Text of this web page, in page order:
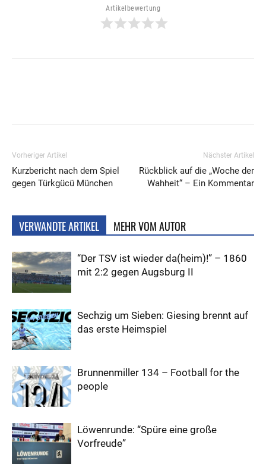
Artikelbewertung
Vorheriger Artikel
Kurzbericht nach dem Spiel
gegen Türkgücü München
Nächster Artikel
Rückblick auf die „Woche der
Wahheit“ – Ein Kommentar
VERWANDTE ARTIKEL MEHR VOM AUTOR
“Der TSV ist wieder da(heim)!” – 1860
mit 2:2 gegen Augsburg II
Sechzig um Sieben: Giesing brennt auf
das erste Heimspiel
Brunnenmiller 134 – Football for the
people
Löwenrunde: “Spüre eine große
Vorfreude”